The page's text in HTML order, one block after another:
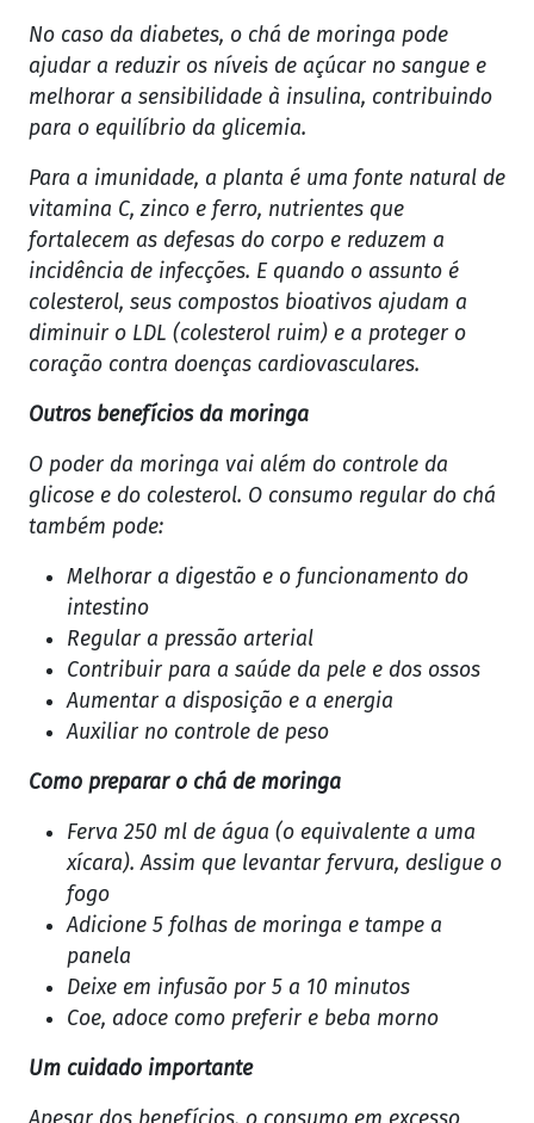
No caso da diabetes, o chá de moringa pode
ajudar a reduzir os níveis de açúcar no sangue e
melhorar a sensibilidade à insulina, contribuindo
para o equilíbrio da glicemia.
Para a imunidade, a planta é uma fonte natural de
vitamina C, zinco e ferro, nutrientes que
fortalecem as defesas do corpo e reduzem a
incidência de infecções. E quando o assunto é
colesterol, seus compostos bioativos ajudam a
diminuir o LDL (colesterol ruim) e a proteger o
coração contra doenças cardiovasculares.
Outros benefícios da moringa
O poder da moringa vai além do controle da
glicose e do colesterol. O consumo regular do chá
também pode:
Melhorar a digestão e o funcionamento do
intestino
Regular a pressão arterial
Contribuir para a saúde da pele e dos ossos
Aumentar a disposição e a energia
Auxiliar no controle de peso
Como preparar o chá de moringa
Ferva 250 ml de água (o equivalente a uma
xícara). Assim que levantar fervura, desligue o
fogo
Adicione 5 folhas de moringa e tampe a
panela
Deixe em infusão por 5 a 10 minutos
Coe, adoce como preferir e beba morno
Um cuidado importante